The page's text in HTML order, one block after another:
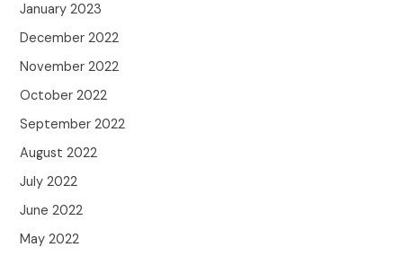
January 2023
December 2022
November 2022
October 2022
September 2022
August 2022
July 2022
June 2022
May 2022